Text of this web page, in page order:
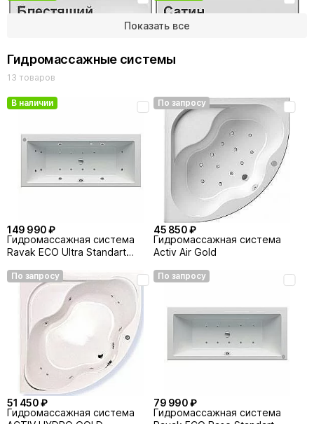
Rosa CVSK1 100 блестящая
правая
69 990 ₽
Шторка для ванной Ravak
Rosa CVSK1 100 сатин левая
По запросу
49 990 ₽
Шторка для ванной Ravak
Supernova Rosa 150
транспарент левая
По запросу
Rosa CVSK1 100 белая левая
По запросу
Показать все
Гидромассажные системы
13 товаров
В наличии
149 990 ₽
Гидромассажная система
Ravak ECO Ultra Standart
По запросу
45 850 ₽
Гидромассажная система
Activ Air Gold
По запросу
51 450 ₽
Гидромассажная система
По запросу
79 990 ₽
Гидромассажная система